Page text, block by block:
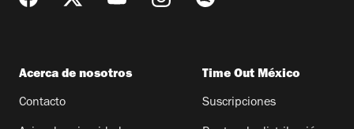
Acerca de nosotros
Contacto
Time Out México
Suscripciones